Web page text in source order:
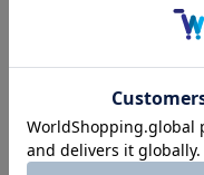
ら、ボリューム
インです。ソール
ルド感があるので